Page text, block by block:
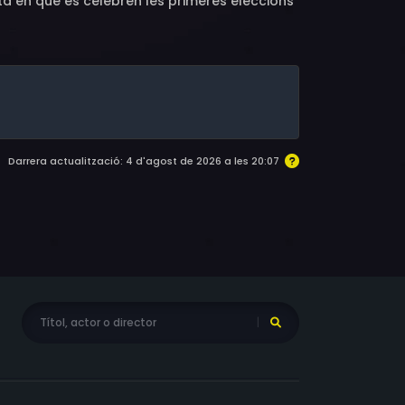
Darrera actualització: 4 d'agost de 2026 a les 20:07